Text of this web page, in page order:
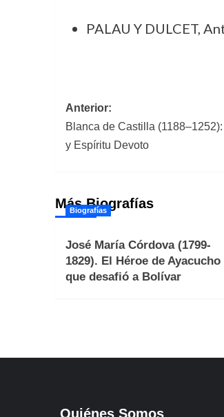
PALAU Y DULCET,
Navegación
de
Anterior:
Blanca de Castilla
y Espíritu Devoto
Más Biografías
Biografías
José María Córdova (1799-
1829). El Héroe de Ayacucho
que desafió a Bolívar
Quiénes Somos